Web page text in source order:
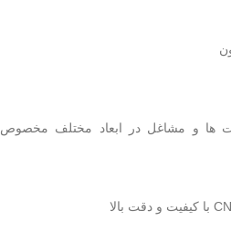
ها و مشاغل در ابعاد مختلف مخصوص